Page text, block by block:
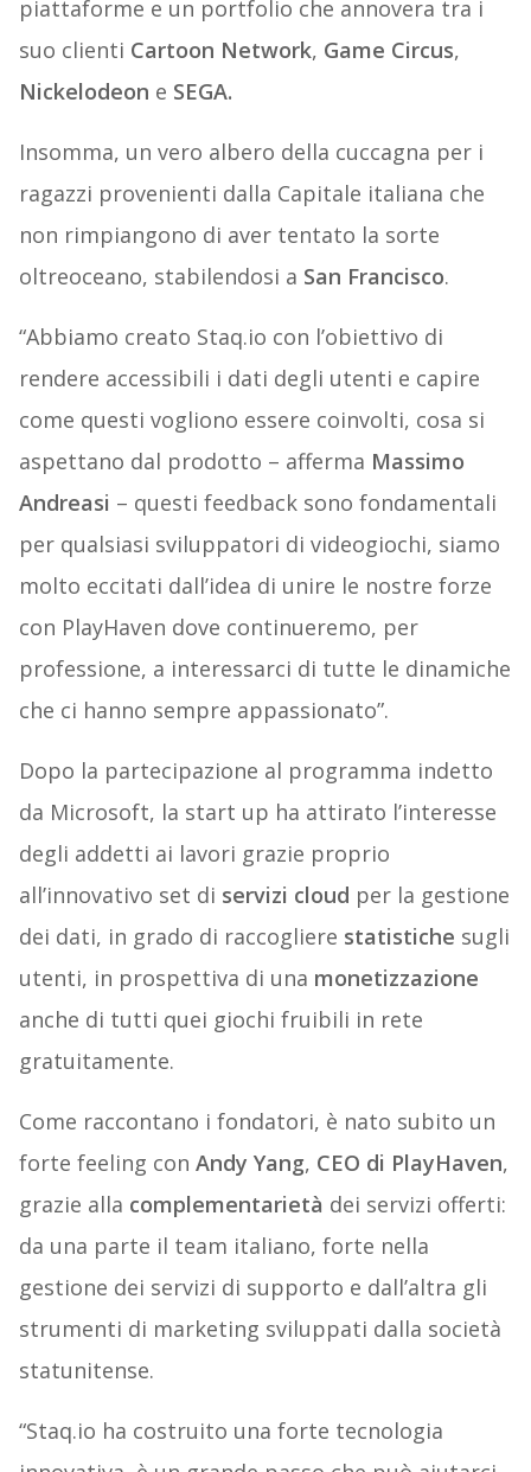
piattaforme e un portfolio che annovera tra i
suo clienti Cartoon Network, Game Circus,
Nickelodeon e SEGA.
Insomma, un vero albero della cuccagna per i
ragazzi provenienti dalla Capitale italiana che
non rimpiangono di aver tentato la sorte
oltreoceano, stabilendosi a San Francisco.
“Abbiamo creato Staq.io con l’obiettivo di
rendere accessibili i dati degli utenti e capire
come questi vogliono essere coinvolti, cosa si
aspettano dal prodotto – afferma Massimo
Andreasi – questi feedback sono fondamentali
per qualsiasi sviluppatori di videogiochi, siamo
molto eccitati dall’idea di unire le nostre forze
con PlayHaven dove continueremo, per
professione, a interessarci di tutte le dinamiche
che ci hanno sempre appassionato”.
Dopo la partecipazione al programma indetto
da Microsoft, la start up ha attirato l’interesse
degli addetti ai lavori grazie proprio
all’innovativo set di servizi cloud per la gestione
dei dati, in grado di raccogliere statistiche sugli
utenti, in prospettiva di una monetizzazione
anche di tutti quei giochi fruibili in rete
gratuitamente.
Come raccontano i fondatori, è nato subito un
forte feeling con Andy Yang, CEO di PlayHaven,
grazie alla complementarietà dei servizi offerti:
da una parte il team italiano, forte nella
gestione dei servizi di supporto e dall’altra gli
strumenti di marketing sviluppati dalla società
statunitense.
“Staq.io ha costruito una forte tecnologia